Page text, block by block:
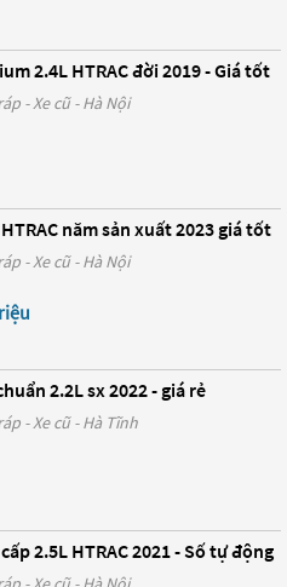
2.4L HTRAC đời 2019 - Giá tốt
- Xe cũ - Hà Nội
năm sản xuất 2023 giá tốt
- Xe cũ - Hà Nội
2.2L sx 2022 - giá rẻ
- Xe cũ - Hà Tĩnh
2.5L HTRAC 2021 - Số tự động